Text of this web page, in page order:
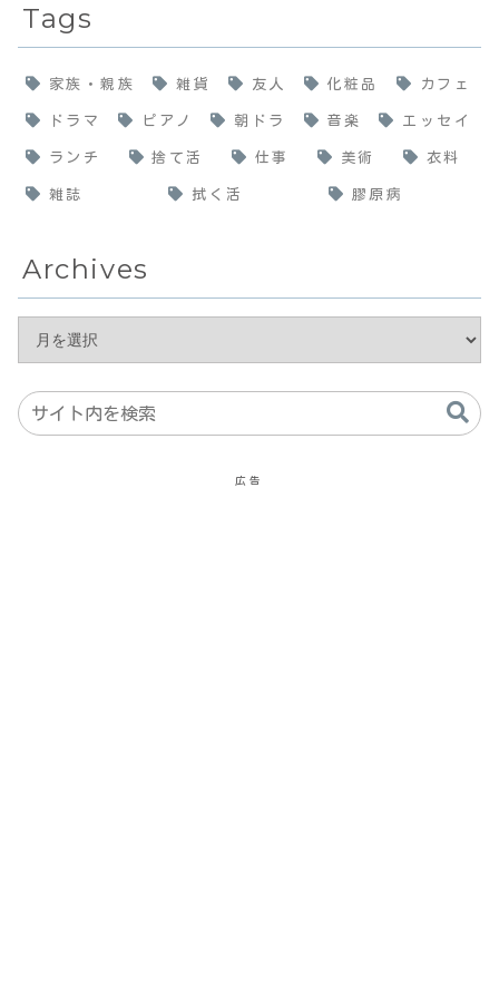
Tags
家族・親族 雑貨 友人 化粧品 カフェ
ドラマ ピアノ 朝ドラ 音楽 エッセイ
ランチ 捨て活 仕事 美術 衣料
雑誌 拭く活 膠原病
Archives
広告